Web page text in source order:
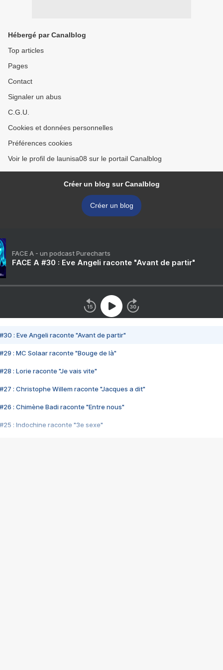
Hébergé par Canalblog
Top articles
Pages
Contact
Signaler un abus
C.G.U.
Cookies et données personnelles
Préférences cookies
Voir le profil de launisa08 sur le portail Canalblog
Créer un blog sur Canalblog
Créer un blog
FACE A - un podcast Purecharts
FACE A #30 : Eve Angeli raconte "Avant de partir"
#30 : Eve Angeli raconte "Avant de partir"
#29 : MC Solaar raconte "Bouge de là"
#28 : Lorie raconte "Je vais vite"
#27 : Christophe Willem raconte "Jacques a dit"
#26 : Chimène Badi raconte "Entre nous"
#25 : Indochine raconte "3e sexe"